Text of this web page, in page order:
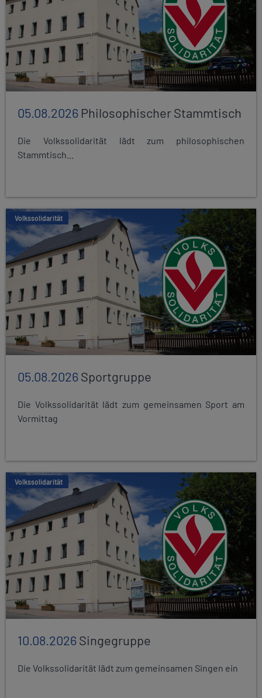
05.08.2026 Philosophischer Stammtisch
Die Volkssolidarität lädt zum philosophischen
Stammtisch...
Volkssolidarität
05.08.2026Sportgruppe
Die Volkssolidarität lädt zum gemeinsamen Sport am
Vormittag
Volkssolidarität
10.08.2026Singegruppe
Die Volkssolidarität lädt zum gemeinsamen Singen ein